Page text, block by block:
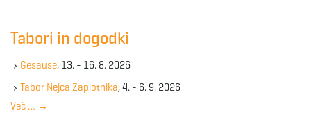
e
y
w
Tabori in dogodki
Gesause, 13. - 16. 8. 2026
Tabor Nejca Zaplotnika, 4. - 6. 9. 2026
Več … →